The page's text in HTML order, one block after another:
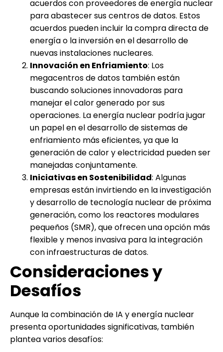
acuerdos con proveedores de energía nuclear
para abastecer sus centros de datos. Estos
acuerdos pueden incluir la compra directa de
energía o la inversión en el desarrollo de
nuevas instalaciones nucleares.
Innovación en Enfriamiento: Los
megacentros de datos también están
buscando soluciones innovadoras para
manejar el calor generado por sus
operaciones. La energía nuclear podría jugar
un papel en el desarrollo de sistemas de
enfriamiento más eficientes, ya que la
generación de calor y electricidad pueden ser
manejadas conjuntamente.
Iniciativas en Sostenibilidad: Algunas
empresas están invirtiendo en la investigación
y desarrollo de tecnología nuclear de próxima
generación, como los reactores modulares
pequeños (SMR), que ofrecen una opción más
flexible y menos invasiva para la integración
con infraestructuras de datos.
Consideraciones y
Desafíos
Aunque la combinación de IA y energía nuclear
presenta oportunidades significativas, también
plantea varios desafíos: